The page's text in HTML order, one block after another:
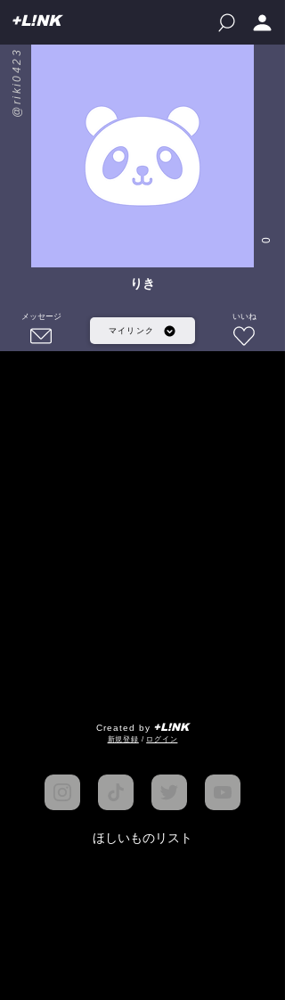
+L!NK
@riki0423
0
りき
メッセージ
マイリンク
いいね
Created by +L!NK
​新規登録 / ログイン
ほしいものリスト